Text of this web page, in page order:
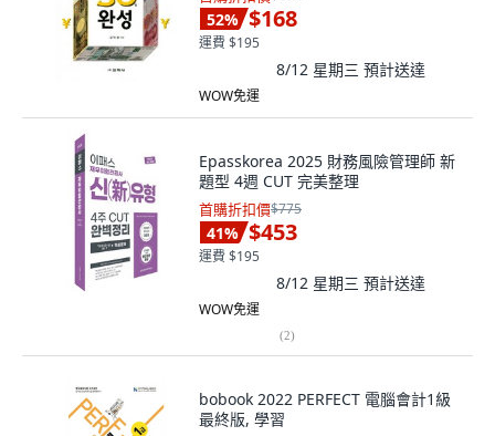
52% $168
運費 $195
8/12 星期三 預計送達
WOW免運
Epasskorea 2025 財務風險管理師 新
題型 4週 CUT 完美整理
首購折扣價$775
41% $453
運費 $195
8/12 星期三 預計送達
WOW免運
(2)
bobook 2022 PERFECT 電腦會計1級
最終版, 學習